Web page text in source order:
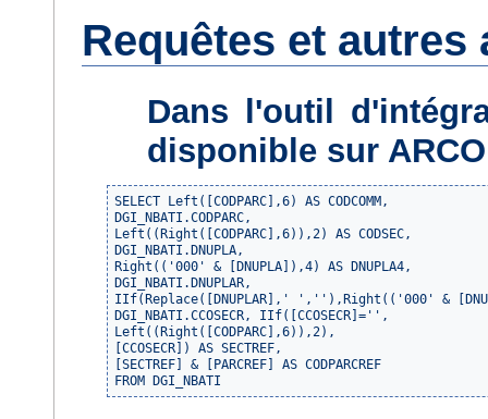
Requêtes et
Dans l'outil
disponible sur
SELECT Left([CODPARC],6) AS CODCOMM,
DGI_NBATI.CODPARC,
Left((Right([CODPARC],6)),2) AS CODSEC,
DGI_NBATI.DNUPLA,
Right(('000' & [DNUPLA]),4) AS DNUPLA4,
DGI_NBATI.DNUPLAR,
IIf(Replace([DNUPLAR],' ',''),Right(('000' &
DGI_NBATI.CCOSECR, IIf([CCOSECR]='',
Left((Right([CODPARC],6)),2),
[CCOSECR]) AS SECTREF,
[SECTREF] & [PARCREF] AS CODPARCREF
FROM DGI_NBATI